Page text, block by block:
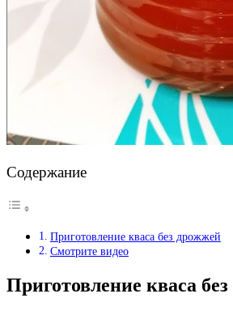
Содержание
Приготовление кваса без дрожжей
Смотрите видео
Приготовление кваса